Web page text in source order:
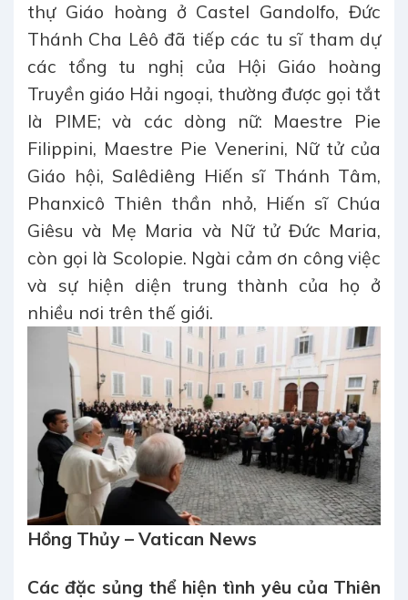
thự Giáo hoàng ở Castel Gandolfo, Đức
Thánh Cha Lêô đã tiếp các tu sĩ tham dự
các tổng tu nghị của Hội Giáo hoàng
Truyền giáo Hải ngoại, thường được gọi tắt
là PIME; và các dòng nữ: Maestre Pie
Filippini, Maestre Pie Venerini, Nữ tử của
Giáo hội, Salêdiêng Hiến sĩ Thánh Tâm,
Phanxicô Thiên thần nhỏ, Hiến sĩ Chúa
Giêsu và Mẹ Maria và Nữ tử Đức Maria,
còn gọi là Scolopie. Ngài cảm ơn công việc
và sự hiện diện trung thành của họ ở
nhiều nơi trên thế giới.
Hồng Thủy – Vatican News
Các đặc sủng thể hiện tình yêu của Thiên